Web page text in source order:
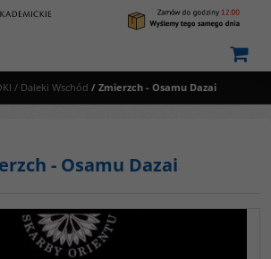
/ Daleki Wschód / Zmierzch - Osamu Dazai
- Osamu Dazai